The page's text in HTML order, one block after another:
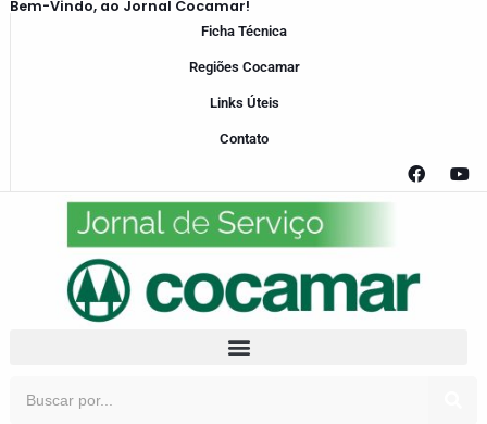
Bem-Vindo, ao Jornal Cocamar!
Ficha Técnica
Regiões Cocamar
Links Úteis
Contato